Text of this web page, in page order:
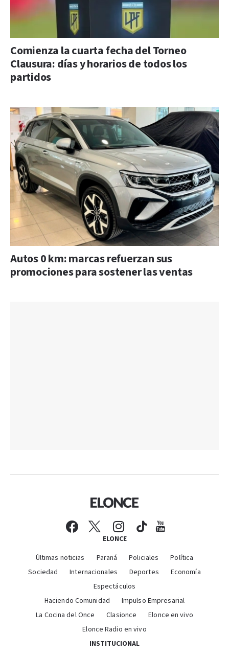
Comienza la cuarta fecha del Torneo
Clausura: días y horarios de todos los
partidos
Autos 0 km: marcas refuerzan sus
promociones para sostener las ventas
ELONCE
Últimas noticias Paraná Policiales
Política
Sociedad
Internacionales Deportes
Economía
Espectáculos
Haciendo Comunidad
Impulso Empresarial
La Cocina del Once
Clasionce
Elonce en vivo
Elonce Radio en vivo
INSTITUCIONAL